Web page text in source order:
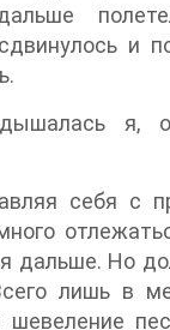
и
я,
себя с
дальше. Но
лишь в
шевеление